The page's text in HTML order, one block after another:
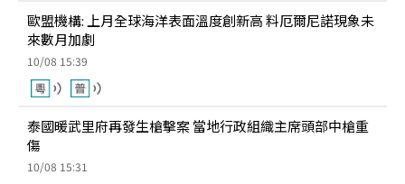
歐盟機構: 上月全球海洋表面溫度創新高 料厄爾尼諾現象未
來數月加劇
10/08 15:39
泰國暖武里府再發生槍擊案 當地行政組織主席頭部中槍重
傷
10/08 15:31